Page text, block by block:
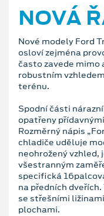
NOVÁ
Nové modely Ford
osloví zejména
často zavede mimo
robustním
terénu.
Spodní části
opatřeny
Rozměrný nápis
chladiče uděluje
neohrožený vzhled,
všestranným
specifická
na předních
se střešními
plochami.